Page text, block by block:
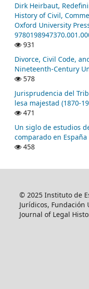
Dirk Heirbaut,
History of Civil,
Oxford University
931
Divorce, Civil Code,
Nineteenth-Century
578
Jurisprudencia del
lesa majestad (1870-
471
Un siglo de estudios
comparado en España
458
© 2025 Instituto de
Jurídicos, Fundación
Journal of Legal